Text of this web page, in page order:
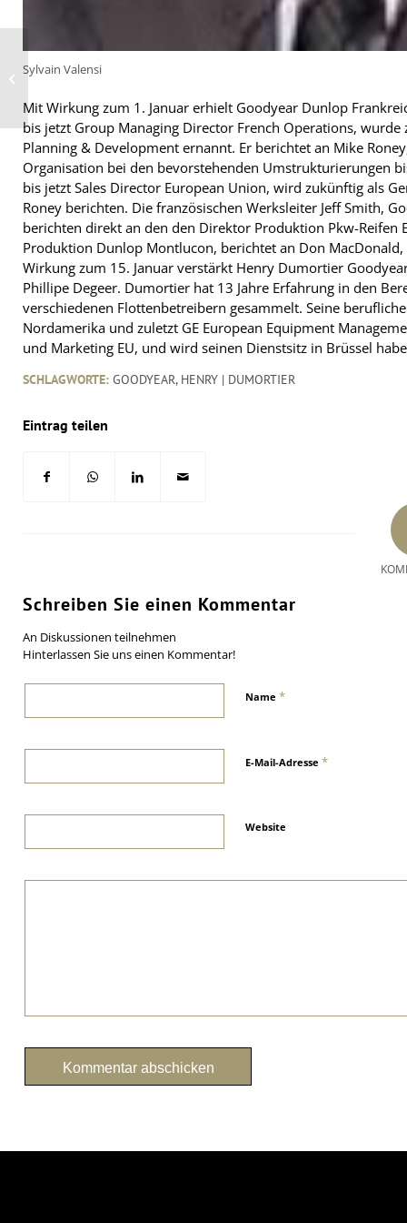
Sylvain Valensi
Mit Wirkung zum 1. Januar erhielt Goodyear Dunlop
bis jetzt Group Managing Director French Operations,
Planning & Development ernannt. Er berichtet an Mike
Organisation bei den bevorstehenden
bis jetzt Sales Director European Union, wird zukünftig als
Roney berichten. Die französischen Werksleiter Jeff Smith,
berichten direkt an den den Direktor Produktion Pkw-
Produktion Dunlop Montlucon, berichtet an Don
Wirkung zum 15. Januar verstärkt Henry Dumortier
Phillipe Degeer. Dumortier hat 13 Jahre Erfahrung in den
verschiedenen Flottenbetreibern gesammelt. Seine
Nordamerika und zuletzt GE European Equipment
und Marketing EU, und wird seinen Dienstsitz in Brüssel
SCHLAGWORTE: GOODYEAR, HENRY | DUMORTIER
Eintrag teilen
Schreiben Sie einen Kommentar
An Diskussionen teilnehmen
Hinterlassen Sie uns einen Kommentar!
Name *
E-Mail-Adresse *
Website
Weitere Klage gegen
Bridgestone/Firestone und Ford